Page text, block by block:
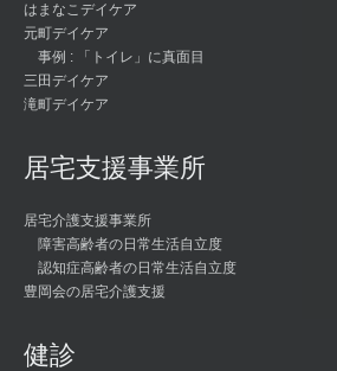
はまなこデイケア
元町デイケア
事例 : 「トイレ」に真面目
三田デイケア
滝町デイケア
居宅支援事業所
居宅介護支援事業所
障害高齢者の日常生活自立度
認知症高齢者の日常生活自立度
豊岡会の居宅介護支援
健診